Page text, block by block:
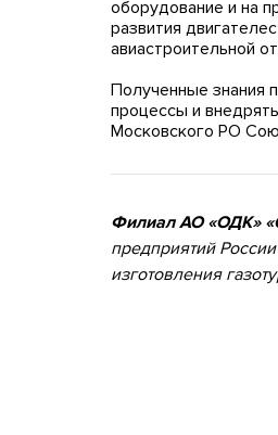
оборудование и на
развития
авиастроительной
Полученные знания
процессы и
Московского РО
Филиал АО «ОДК»
предприятий
изготовления